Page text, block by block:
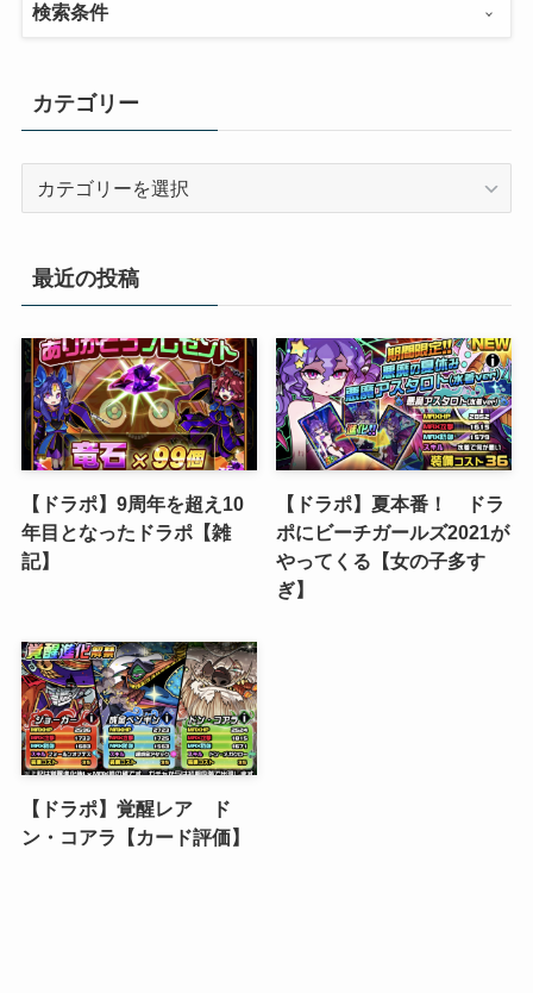
検索条件
カテゴリー
リ
最近の投稿
【ドラポ】9周年を超え10
年目となったドラポ【雑
記】
【ドラポ】夏本番！ ドラ
ポにビーチガールズ2021が
やってくる【女の子多す
ぎ】
【ドラポ】覚醒レア ド
ン・コアラ【カード評価】